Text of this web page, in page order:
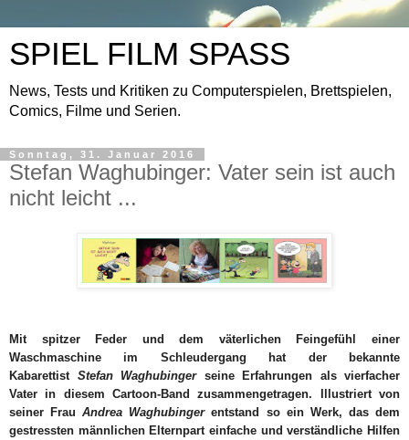
SPIEL FILM SPASS
News, Tests und Kritiken zu Computerspielen, Brettspielen,
Comics, Filme und Serien.
Sonntag, 31. Januar 2016
Stefan Waghubinger: Vater sein ist auch
nicht leicht ...
Mit spitzer Feder und dem väterlichen Feingefühl einer
Waschmaschine im Schleudergang hat der bekannte
Kabarettist Stefan Waghubingerseine Erfahrungen als vierfacher
Vater in diesem Cartoon-Band zusammengetragen. Illustriert von
seiner FrauAndrea Waghubingerentstand so ein Werk, das dem
gestressten männlichen Elternpart einfache und verständliche Hilfen